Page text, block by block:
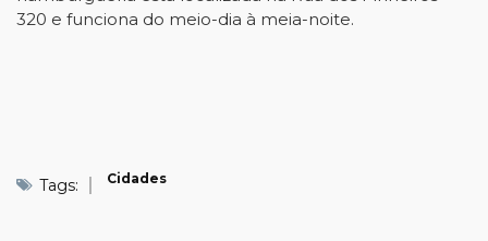
320 e funciona do meio-dia à meia-noite.
Tags: Cidades